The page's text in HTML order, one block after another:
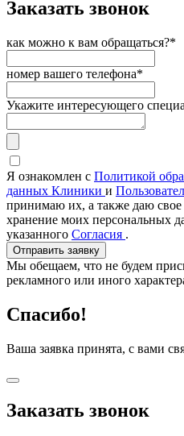
Заказать звонок
как можно к вам обращаться?*
номер вашего телефона*
Укажите интересующего
Я ознакомлен с Политикой
данных Клиники и
принимаю их, а также даю свое
хранение моих персональных
указанного Согласия .
Отправить заявку
Мы обещаем, что не будем
рекламного или иного
Спасибо!
Ваша заявка принята, с вами
Заказать звонок